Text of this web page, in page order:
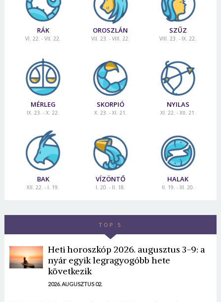
RÁK
VI. 22. - VII. 22.
OROSZLÁN
VII. 23. - VIII. 22.
SZŰZ
VIII. 23. - IX. 22.
MÉRLEG
IX. 23. - X. 22.
SKORPIÓ
X. 23. - XI. 21.
NYILAS
XI. 22. - XII. 21.
BAK
XII. 22. - I. 19.
VÍZÖNTŐ
I. 20. - II. 18.
HALAK
II. 19. - III. 20.
TOP 5
Heti horoszkóp 2026. augusztus 3-9: a
nyár egyik legragyogóbb hete
következik
2026. AUGUSZTUS 02.